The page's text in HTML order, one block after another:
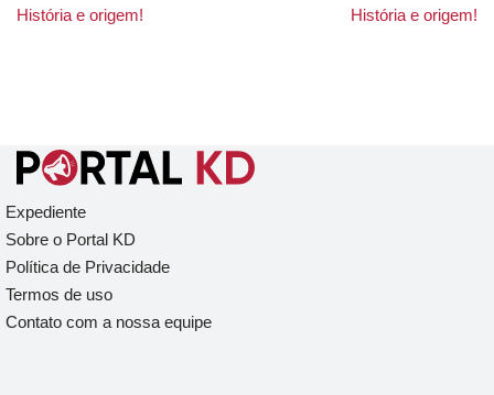
História e origem!
História e origem!
Expediente
Sobre o Portal KD
Política de Privacidade
Termos de uso
Contato com a nossa equipe